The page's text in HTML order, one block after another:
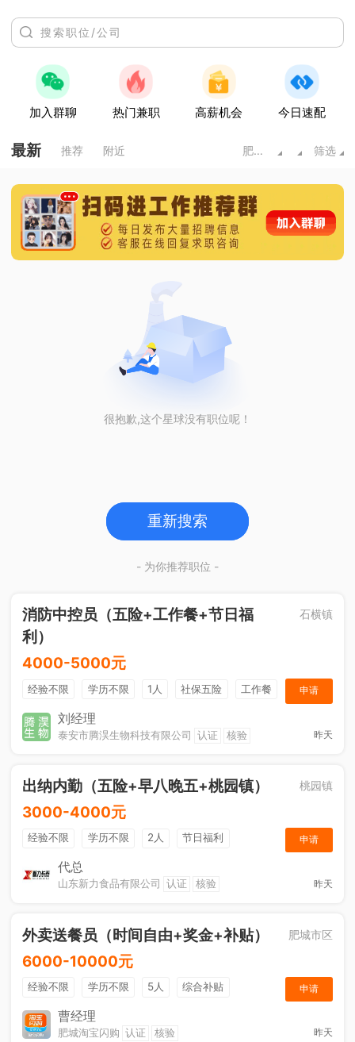
加入群聊 热门兼职 高薪机会 今日速配
最新 推荐 附近 肥城市 筛选
很抱歉,这个星球没有职位呢！
重新搜索
- 为你推荐职位 -
消防中控员（五险+工作餐+节日福
利）
石横镇
4000-5000元
经验不限 学历不限 1人 社保五险
工作餐
节日福利
申请
刘经理
泰安市腾淏生物科技有限公司 认证 核验 昨天
出纳内勤（五险+早八晚五+桃园镇） 桃园镇
3000-4000元
经验不限 学历不限 2人
节日福利
社保五险
工作餐
申请
代总
山东新力食品有限公司 认证 核验 昨天
外卖送餐员（时间自由+奖金+补贴） 肥城市区
6000-10000元
经验不限 学历不限 5人
综合补贴
奖励计划
加班补助
申请
曹经理
肥城淘宝闪购 认证 核验 昨天